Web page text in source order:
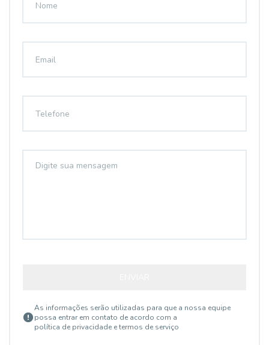
As informações serão utilizadas para que a nossa equipe
possa entrar em contato de acordo com a
política de privacidade e termos de serviço